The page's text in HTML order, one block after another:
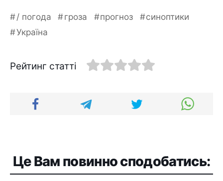
/ погода гроза прогноз
синоптики
Україна
Рейтинг статті
Це Вам повинно сподобатись: